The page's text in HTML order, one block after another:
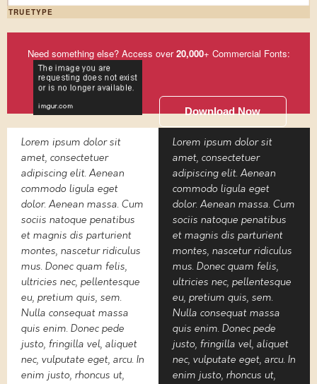
TRUETYPE
Need something else? Access over20,000+ Commercial Fonts:
Download Now
Lorem ipsum dolor sit
amet, consectetuer
adipiscing elit. Aenean
commodo ligula eget
dolor. Aenean massa. Cum
sociis natoque penatibus
et magnis dis parturient
montes, nascetur ridiculus
mus. Donec quam felis,
ultricies nec, pellentesque
eu, pretium quis, sem.
Nulla consequat massa
quis enim. Donec pede
justo, fringilla vel, aliquet
nec, vulputate eget, arcu. In
enim justo, rhoncus ut,
Lorem ipsum dolor sit
amet, consectetuer
adipiscing elit. Aenean
commodo ligula eget
dolor. Aenean massa. Cum
sociis natoque penatibus
et magnis dis parturient
montes, nascetur ridiculus
mus. Donec quam felis,
ultricies nec, pellentesque
eu, pretium quis, sem.
Nulla consequat massa
quis enim. Donec pede
justo, fringilla vel, aliquet
nec, vulputate eget, arcu. In
enim justo, rhoncus ut,